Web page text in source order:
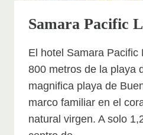
Samara Pacific
El hotel Samara Pacific
800 metros de la playa
magnifica playa de
marco familiar en el
natural virgen. A solo